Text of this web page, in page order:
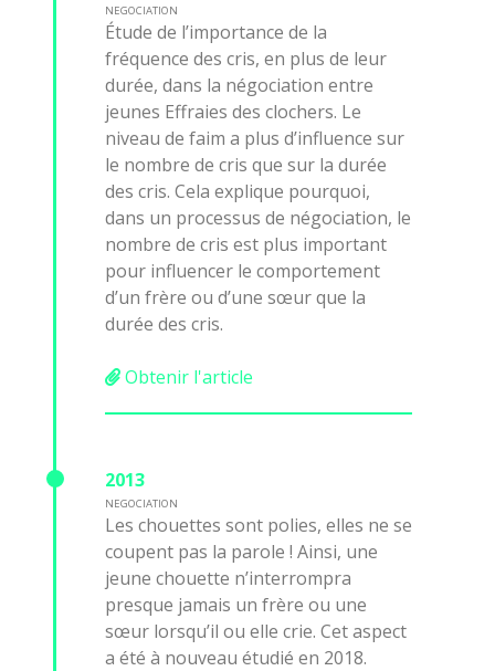
NEGOCIATION
Étude de l’importance de la
fréquence des cris, en plus de leur
durée, dans la négociation entre
jeunes Effraies des clochers. Le
niveau de faim a plus d’influence sur
le nombre de cris que sur la durée
des cris. Cela explique pourquoi,
dans un processus de négociation, le
nombre de cris est plus important
pour influencer le comportement
d’un frère ou d’une sœur que la
durée des cris.
Obtenir l'article
2013
NEGOCIATION
Les chouettes sont polies, elles ne se
coupent pas la parole ! Ainsi, une
jeune chouette n’interrompra
presque jamais un frère ou une
sœur lorsqu’il ou elle crie. Cet aspect
a été à nouveau étudié en 2018.